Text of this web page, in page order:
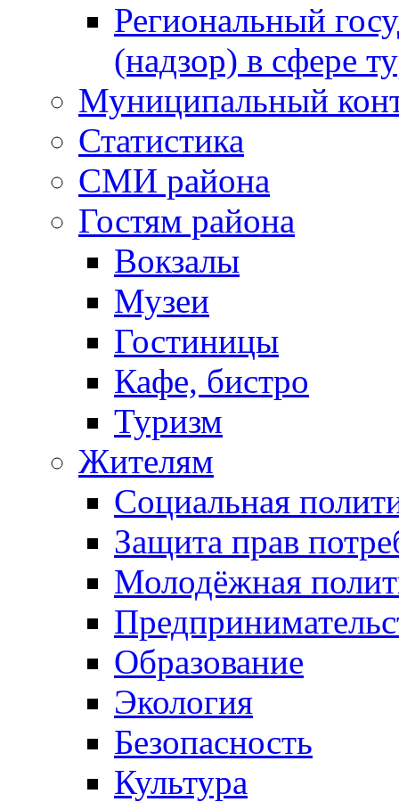
Региональный
(надзор) в сфере
Муниципальный
Статистика
СМИ района
Гостям района
Вокзалы
Музеи
Гостиницы
Кафе, бистро
Туризм
Жителям
Социальная
Защита прав
Молодёжная
Образование
Экология
Безопасность
Культура